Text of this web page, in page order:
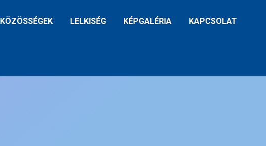
KÖZÖSSÉGEK LELKISÉG KÉPGALÉRIA KAPCSOLAT